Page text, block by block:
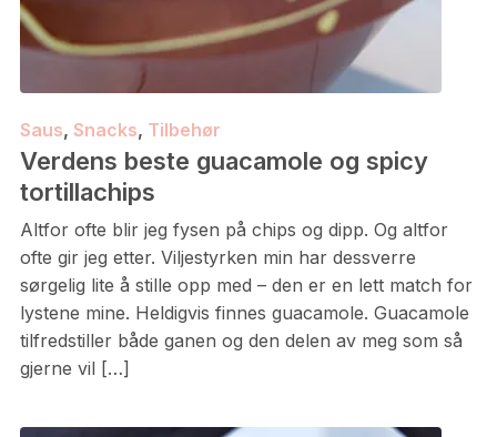
Saus, Snacks, Tilbehør
Verdens beste guacamole og spicy
tortillachips
Altfor ofte blir jeg fysen på chips og dipp. Og altfor
ofte gir jeg etter. Viljestyrken min har dessverre
sørgelig lite å stille opp med – den er en lett match for
lystene mine. Heldigvis finnes guacamole. Guacamole
tilfredstiller både ganen og den delen av meg som så
gjerne vil […]